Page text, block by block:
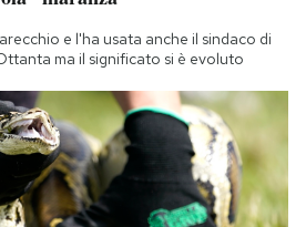
e l'ha usata anche il sindaco di
ma il significato si è evoluto